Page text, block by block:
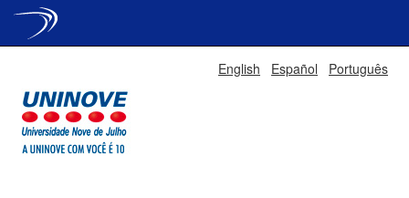
English Español Português